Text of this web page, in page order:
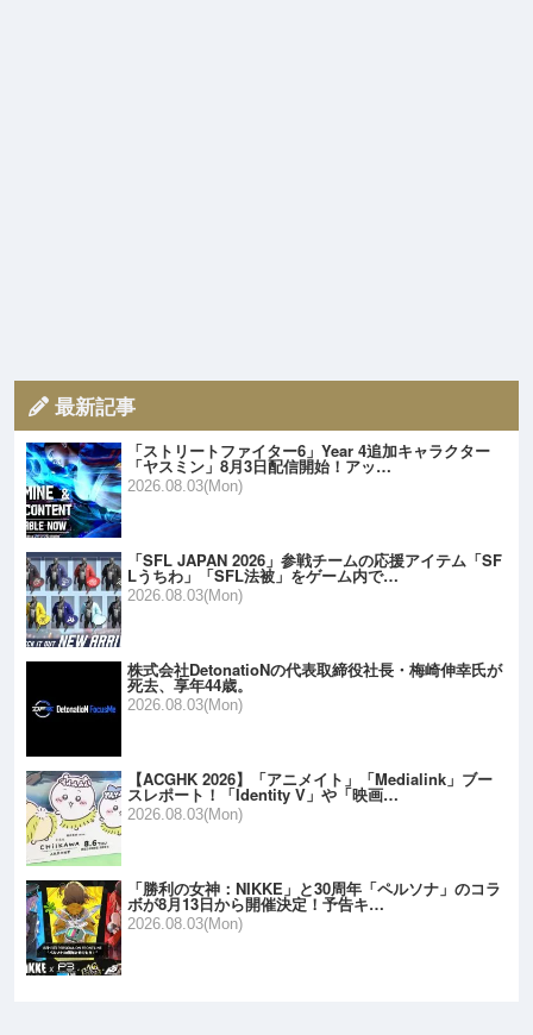
最新記事
「ストリートファイター6」Year 4追加キャラクター
「ヤスミン」8月3日配信開始！アッ…
2026.08.03(Mon)
「SFL JAPAN 2026」参戦チームの応援アイテム「SF
Lうちわ」「SFL法被」をゲーム内で…
2026.08.03(Mon)
株式会社DetonatioNの代表取締役社長・梅崎伸幸氏が
死去、享年44歳。
2026.08.03(Mon)
【ACGHK 2026】「アニメイト」「Medialink」ブー
スレポート！「Identity V」や「映画…
2026.08.03(Mon)
「勝利の女神：NIKKE」と30周年「ペルソナ」のコラ
ボが8月13日から開催決定！予告キ…
2026.08.03(Mon)